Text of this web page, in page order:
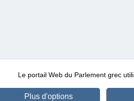
Le portail Web du Parlement grec
Plus d'options